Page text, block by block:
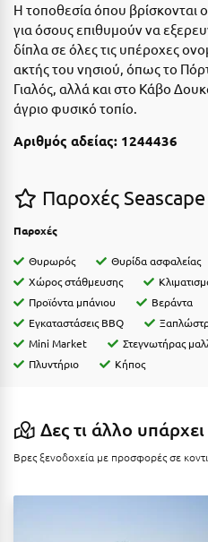
Μπούκα Μεσσηνίας
Μύκονος
Μυστράς
Μυτιλήνη
Νάξος
Νάουσα
Ναυπακτία
Ναύπλιο
Νέα Μάκρη
Νέα Στύρα Εύβοιας
Ξ
Η τοποθεσία όπου βρίσκονται
για όσους επιθυμούν να
δίπλα σε όλες τις υπέροχες
ακτής του νησιού, όπως το
Γιαλός, αλλά και στο Κάβο
άγριο φυσικό τοπίο.
Αριθμός αδείας: 1244436
Παροχές
Παροχές
Θυρωρός Θυρίδα ασφαλείας
Χώρος στάθμευσης
Προϊόντα μπάνιου
Βεράντα
Εγκαταστάσεις BBQ
Mini Market
Στεγνωτήρας
Πλυντήριο
Κήπος
Δες τι άλλο
Βρες ξενοδοχεία με προσφορές σε